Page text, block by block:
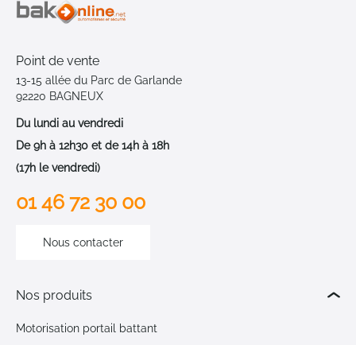
Point de vente
13-15 allée du Parc de Garlande
92220 BAGNEUX
Du lundi au vendredi
De 9h à 12h30 et de 14h à 18h
(17h le vendredi)
01 46 72 30 00
Nous contacter
Nos produits
Motorisation portail battant